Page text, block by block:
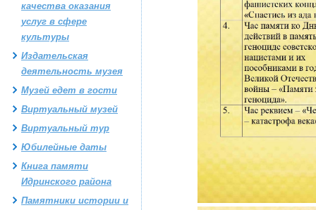
качества оказания
услуг в сфере
культуры
Издательская
деятельность музея
Музей едет в гости
Виртуальный музей
Виртуальный тур
Юбилейные даты
Книга памяти
Идринского района
Памятники истории и